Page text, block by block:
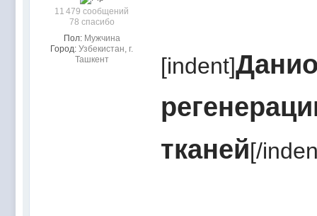
11 479 сообщений
78 спасибо
Пол: Мужчина
Город: Узбекистан, г.
Ташкент
[indent]
тканей[/